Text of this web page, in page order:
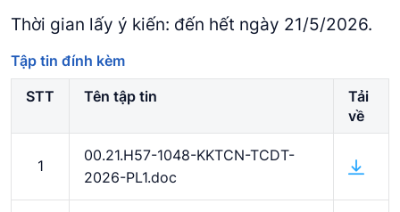
Thời gian lấy ý kiến: đến hết ngày 21/5/2026.
Tập tin đính kèm
STT
Tên tập tin
Tải
về
1
00.21.H57-1048-KKTCN-TCDT-
2026-PL1.doc